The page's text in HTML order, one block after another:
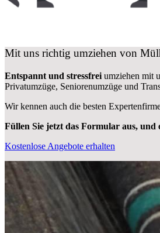
Mit uns richtig umziehen von
Entspannt und stressfrei umziehen mit
Privatumzüge, Seniorenumzüge und
Wir kennen auch die besten
Füllen Sie jetzt das Formular aus, und
Kostenlose Angebote erhalten